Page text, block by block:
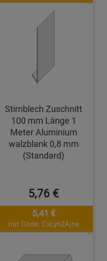
Stirnblech Zuschnitt
100 mm Länge 1
Meter Aluminium
walzblank 0,8 mm
(Standard)
5,76 €
5,41 €
mit Code: CxLyh2Ajne